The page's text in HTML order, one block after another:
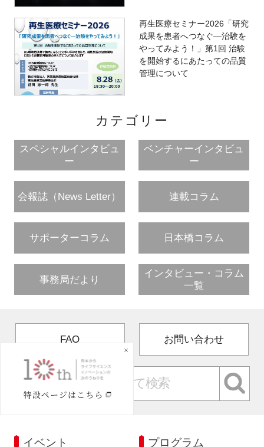
再生医療セミナー2026「研究
成果を患者へつなぐ―治験を
やってみよう！」第1回 治験
を開始するにあたっての品質
管理について
カテゴリー
スペシャルインタビュ
ー
ベンチャーインタビュ
ー
会報誌（News Letter） 連載コラム
サポーターコラム 日本橋コラム
事務局だより
インタビュー・コラム
一覧
FAQ お問い合わせ
イベント プログラム